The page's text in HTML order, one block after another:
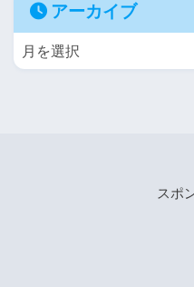
アーカイブ
スポ